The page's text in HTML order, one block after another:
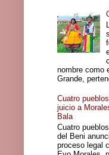
nombre como
Grande,
Cuatro
juicio a
Bala
Cuatro
del Beni
proceso legal